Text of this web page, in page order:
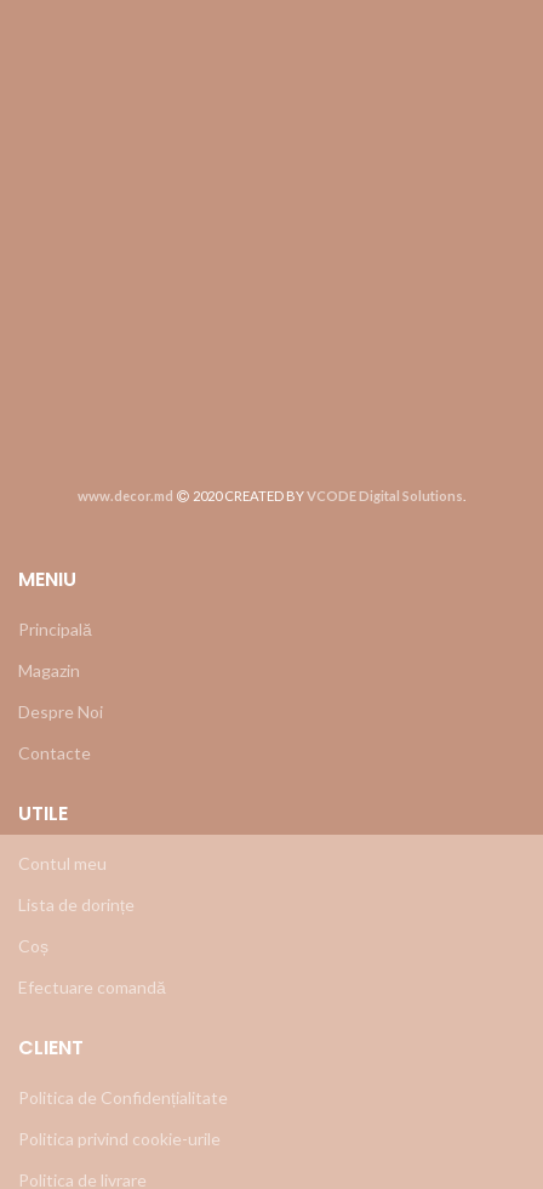
www.decor.md 2020 CREATED BYVCODE Digital Solutions
MENIU
Principală
Magazin
Despre Noi
Contacte
UTILE
Contul meu
Lista de dorințe
Coș
Efectuare comandă
CLIENT
Politica de Confidențialitate
Politica privind cookie-urile
Politica de livrare